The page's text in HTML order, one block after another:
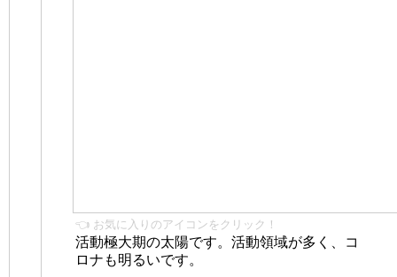
👈 お気に入りのアイコンをクリック！
活動極大期の太陽です。活動領域が多く、コ
ロナも明るいです。